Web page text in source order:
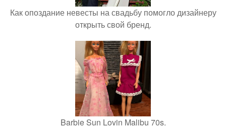
Как опоздание невесты на свадьбу помогло дизайнеру
открыть свой бренд.
Barbie Sun Lovin Malibu 70s.